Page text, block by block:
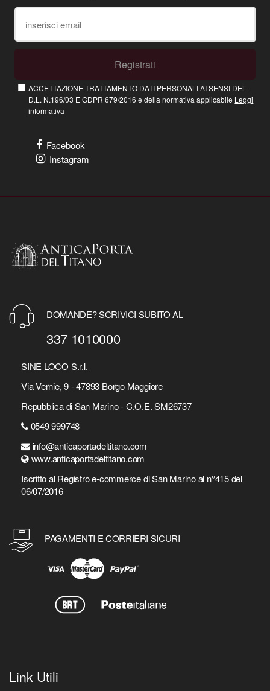
Registrati
ACCETTAZIONE TRATTAMENTO DATI PERSONALI AI SENSI DEL
D.L. N.196/03 E GDPR 679/2016 e della normativa applicabile Leggi
informativa
Facebook
Instagram
DOMANDE? SCRIVICI SUBITO AL
337 1010000
SINE LOCO S.r.l.
Via Vernie, 9 - 47893 Borgo Maggiore
Repubblica di San Marino - C.O.E. SM26737
0549 999748
info@anticaportadeltitano.com
www.anticaportadeltitano.com
Iscritto al Registro e-commerce di San Marino al n°415 del
06/07/2016
PAGAMENTI E CORRIERI SICURI
Link Utili